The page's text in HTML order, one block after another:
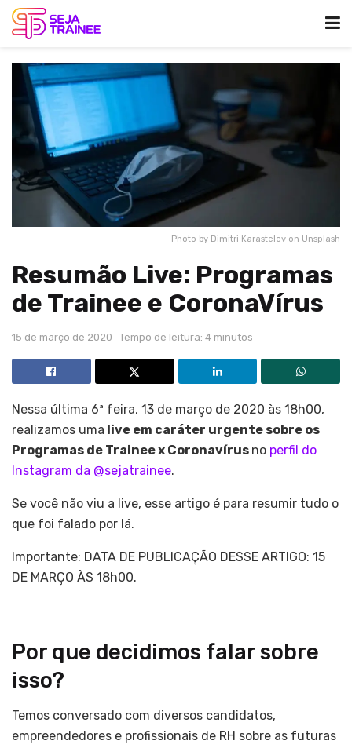
Photo by Dimitri Karastelev on Unsplash
Resumão Live: Programas
de Trainee e CoronaVírus
15 de março de 2020 Tempo de leitura: 4 minutos
Nessa última 6ª feira, 13 de março de 2020 às 18h00,
realizamos uma live em caráter urgente sobre os
Programas de Trainee x Coronavírus no perfil do
Instagram da @sejatrainee.
Se você não viu a live, esse artigo é para resumir tudo o
que foi falado por lá.
Importante: DATA DE PUBLICAÇÃO DESSE ARTIGO: 15
DE MARÇO ÀS 18h00.
Por que decidimos falar sobre
isso?
Temos conversado com diversos candidatos,
empreendedores e profissionais de RH sobre as futuras